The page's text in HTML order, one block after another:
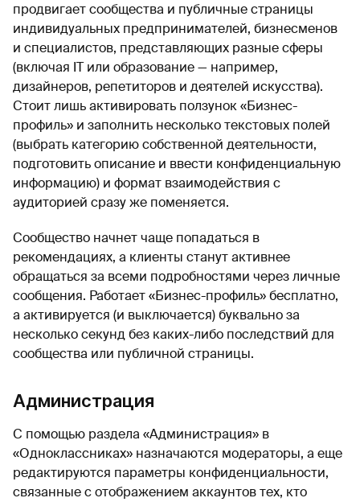
продвигает сообщества и публичные страницы
индивидуальных предпринимателей, бизнесменов
и специалистов, представляющих разные сферы
(включая IT или образование — например,
дизайнеров, репетиторов и деятелей искусства).
Стоит лишь активировать ползунок «Бизнес-
профиль» и заполнить несколько текстовых полей
(выбрать категорию собственной деятельности,
подготовить описание и ввести конфиденциальную
информацию) и формат взаимодействия с
аудиторией сразу же поменяется.
Сообщество начнет чаще попадаться в
рекомендациях, а клиенты станут активнее
обращаться за всеми подробностями через личные
сообщения. Работает «Бизнес-профиль» бесплатно,
а активируется (и выключается) буквально за
несколько секунд без каких-либо последствий для
сообщества или публичной страницы.
Администрация
С помощью раздела «Администрация» в
«Одноклассниках» назначаются модераторы, а еще
редактируются параметры конфиденциальности,
связанные с отображением аккаунтов тех, кто